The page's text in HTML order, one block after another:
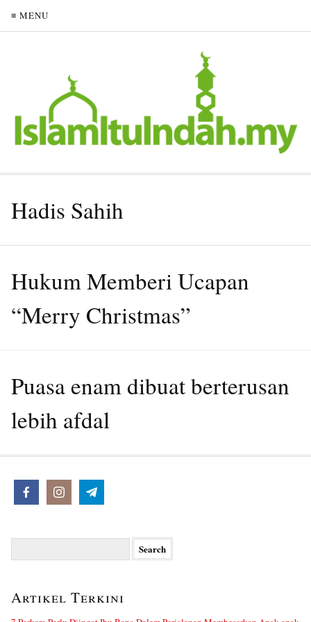
≡ MENU
Hadis Sahih
Hukum Memberi Ucapan
“Merry Christmas”
Puasa enam dibuat berterusan
lebih afdal
Artikel Terkini